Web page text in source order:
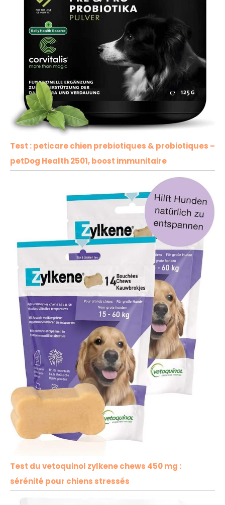
Test : peticare chien prebiotiques & probiotiques –
petDog Health 2501, boost immunitaire
Test du vetoquinol zylkene chews 450 mg :
sérénité pour chiens stressés